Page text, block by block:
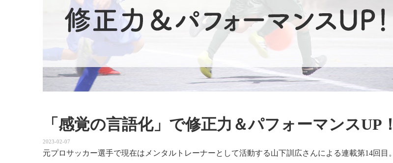
「感覚の言語化」で修正力＆パフォーマンスUP！
2023-02-07
元プロサッカー選手で現在はメンタルトレーナーとして活動する山下訓広さんによる連載第14回目。